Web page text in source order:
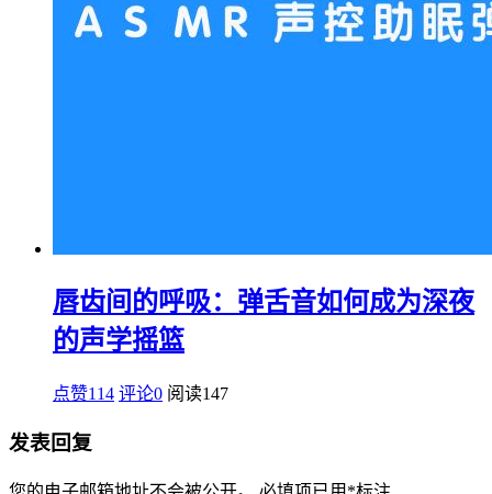
唇齿间的呼吸：弹舌音如何成为深夜
的声学摇篮
点赞114 评论0 阅读147
发表回复